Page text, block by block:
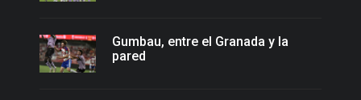
Gumbau, entre el Granada y la
pared